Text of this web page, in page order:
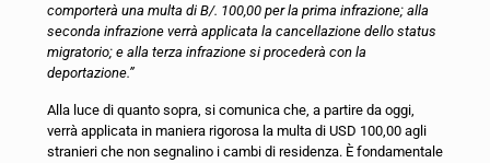
comporterà una multa di B/. 100,00 per la prima infrazione; alla
seconda infrazione verrà applicata la cancellazione dello status
migratorio; e alla terza infrazione si procederà con la
deportazione.”
Alla luce di quanto sopra, si comunica che, a partire da oggi,
verrà applicata in maniera rigorosa la multa di USD 100,00 agli
stranieri che non segnalino i cambi di residenza. È fondamentale